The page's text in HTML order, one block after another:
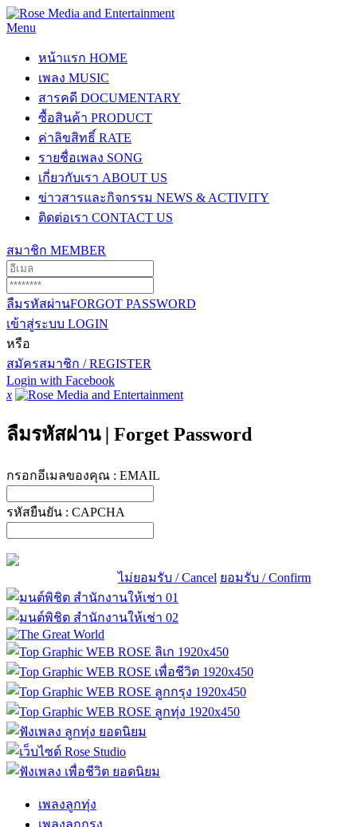
Menu
หน้าแรก HOME
เพลง MUSIC
สารคดี DOCUMENTARY
ซื้อสินค้า PRODUCT
ค่าลิขสิทธิ์ RATE
รายชื่อเพลง SONG
เกี่ยวกับเรา ABOUT US
ข่าวสารและกิจกรรม NEWS & ACTIVITY
ติดต่อเรา CONTACT US
สมาชิก MEMBER
ลืมรหัสผ่านFORGOT PASSWORD
เข้าสู่ระบบ LOGIN
หรือ
สมัครสมาชิก / REGISTER
Login with Facebook
x
ลืมรหัสผ่าน | Forget Password
กรอกอีเมลของคุณ : EMAIL
รหัสยืนยัน : CAPCHA
ไม่ยอมรับ / Cancel ยอมรับ / Confirm
เพลงลูกทุ่ง
เพลงลูกกรุง